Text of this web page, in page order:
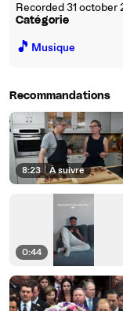
Recorded 31 october
Catégorie
🎵 Musique
Recommandations
8:23 | À suivre
0:44